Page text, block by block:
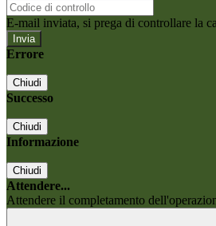
E-mail inviata, si prega di controllare la
Errore
Chiudi
Successo
Chiudi
Informazione
Chiudi
Attendere...
Attendere il completamento